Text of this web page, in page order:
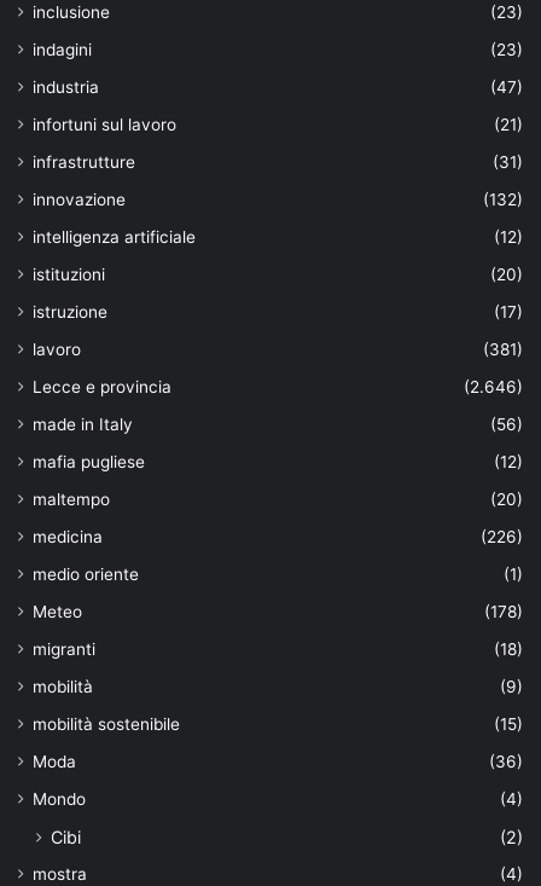
inclusione
(23)
indagini
(23)
industria
(47)
infortuni sul lavoro
(21)
infrastrutture
(31)
innovazione
(132)
intelligenza artificiale
(12)
istituzioni
(20)
istruzione
(17)
lavoro
(381)
Lecce e provincia
(2.646)
made in Italy
(56)
mafia pugliese
(12)
maltempo
(20)
medicina
(226)
medio oriente
(1)
Meteo
(178)
migranti
(18)
mobilità
(9)
mobilità sostenibile
(15)
Moda
(36)
Mondo
(4)
Cibi (2)
mostra (4)